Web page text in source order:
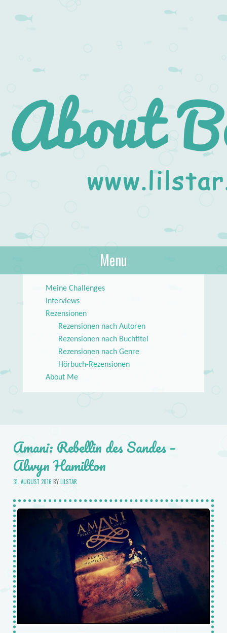
About Books
lilstar.de
Menu
Meine Challenges
Interviews
Rezensionen
Rezensionen nach Autoren
Rezensionen nach Buchtitel
Rezensionen nach Genre
Hörbuch-Rezensionen
About Me
Amani: Rebellin des Sandes –
Alwyn Hamilton
31. AUGUST 2016 BYLILSTAR